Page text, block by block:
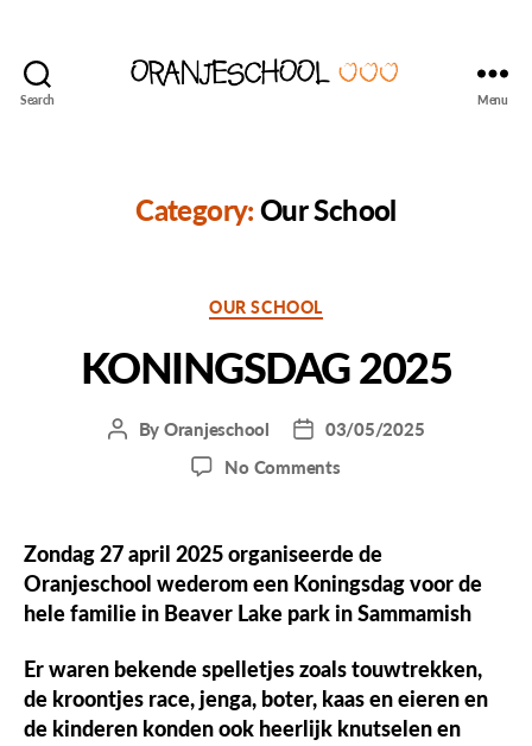
Search
and
Culture
Menu
Category: Our School
Categories
OUR SCHOOL
KONINGSDAG 2025
PostBy Oranjeschool
Post03/05/2025
No Commentson
Zondag 27 april 2025 organiseerde de
Oranjeschool wederom een Koningsdag voor de
hele familie in Beaver Lake park in Sammamish
Er waren bekende spelletjes zoals touwtrekken,
de kroontjes race, jenga, boter, kaas en eieren en
de kinderen konden ook heerlijk knutselen en